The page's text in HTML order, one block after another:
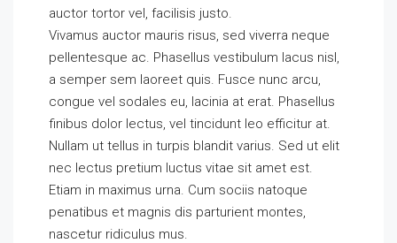
auctor tortor vel, facilisis justo.
Vivamus auctor mauris risus, sed viverra neque
pellentesque ac. Phasellus vestibulum lacus nisl,
a semper sem laoreet quis. Fusce nunc arcu,
congue vel sodales eu, lacinia at erat. Phasellus
finibus dolor lectus, vel tincidunt leo efficitur at.
Nullam ut tellus in turpis blandit varius. Sed ut elit
nec lectus pretium luctus vitae sit amet est.
Etiam in maximus urna. Cum sociis natoque
penatibus et magnis dis parturient montes,
nascetur ridiculus mus.